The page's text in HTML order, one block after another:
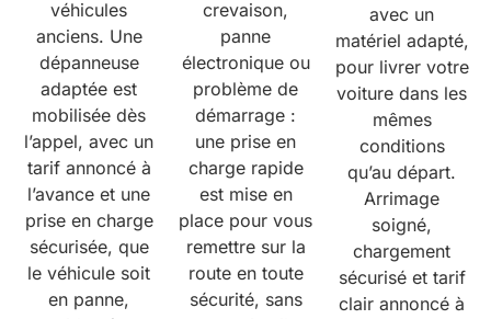
véhicules
anciens. Une
dépanneuse
adaptée est
mobilisée dès
l’appel, avec un
tarif annoncé à
l’avance et une
prise en charge
sécurisée, que
le véhicule soit
en panne,
crevaison,
panne
électronique ou
problème de
démarrage :
une prise en
charge rapide
est mise en
place pour vous
remettre sur la
route en toute
sécurité, sans
avec un
matériel adapté,
pour livrer votre
voiture dans les
mêmes
conditions
qu’au départ.
Arrimage
soigné,
chargement
sécurisé et tarif
clair annoncé à